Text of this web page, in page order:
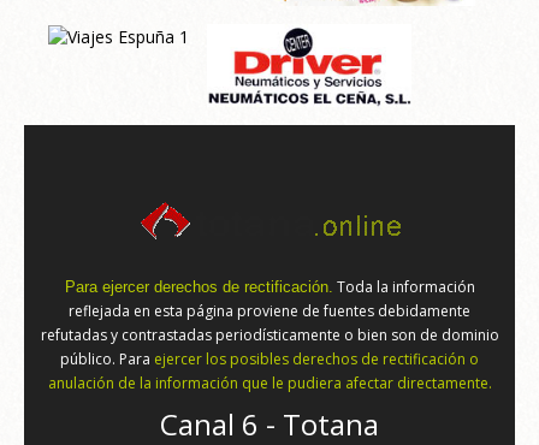
Para ejercer derechos de rectificación. Toda la información
reflejada en esta página proviene de fuentes debidamente
refutadas y contrastadas periodísticamente o bien son de dominio
público. Para ejercer los posibles derechos de rectificación o
anulación de la información que le pudiera afectar directamente.
Canal 6 - Totana